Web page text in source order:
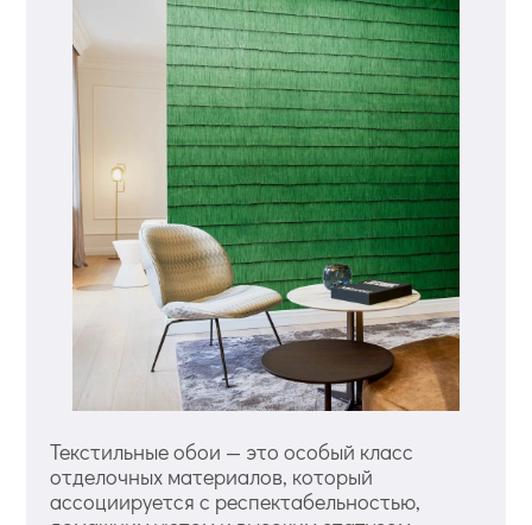
Текстильные обои — это особый класс
отделочных материалов, который
ассоциируется с респектабельностью,